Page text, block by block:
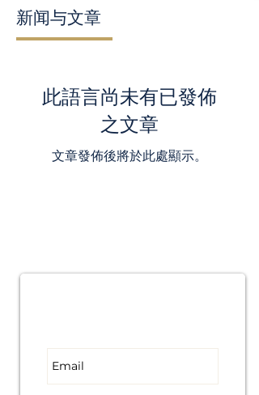
新闻与文章
此語言尚未有已發佈
之文章
文章發佈後將於此處顯示。